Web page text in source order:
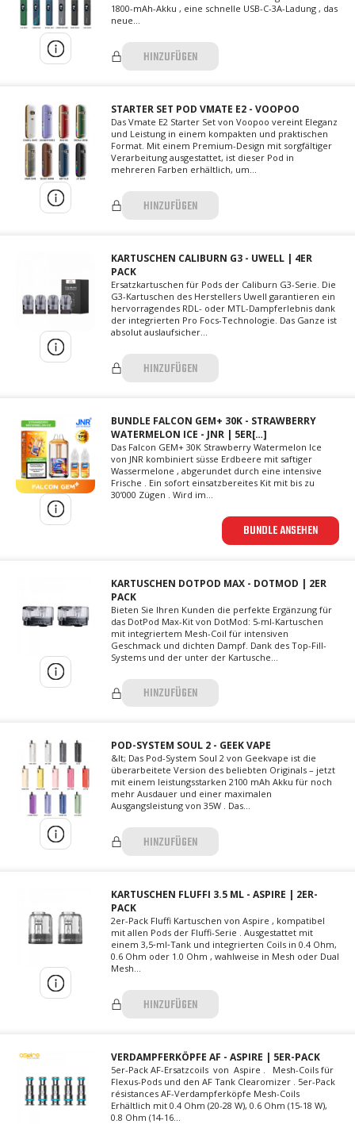
1800-mAh-Akku , eine schnelle USB-C-3A-Ladung , das
neue...
HINZUFÜGEN
STARTER SET POD VMATE E2 - VOOPOO
Das Vmate E2 Starter Set von Voopoo vereint Eleganz
und Leistung in einem kompakten und praktischen
Format. Mit einem Premium-Design mit sorgfältiger
Verarbeitung ausgestattet, ist dieser Pod in
mehreren Farben erhältlich, um...
HINZUFÜGEN
KARTUSCHEN CALIBURN G3 - UWELL | 4ER
PACK
Ersatzkartuschen für Pods der Caliburn G3-Serie. Die
G3-Kartuschen des Herstellers Uwell garantieren ein
hervorragendes RDL- oder MTL-Dampferlebnis dank
der integrierten Pro Focs-Technologie. Das Ganze ist
absolut auslaufsicher...
HINZUFÜGEN
BUNDLE FALCON GEM+ 30K - STRAWBERRY
WATERMELON ICE - JNR | 5ER[…]
Das Falcon GEM+ 30K Strawberry Watermelon Ice
von JNR kombiniert süsse Erdbeere mit saftiger
Wassermelone , abgerundet durch eine intensive
Frische . Ein sofort einsatzbereites Kit mit bis zu
30’000 Zügen . Wird im...
BUNDLE ANSEHEN
KARTUSCHEN DOTPOD MAX - DOTMOD | 2ER
PACK
Bieten Sie Ihren Kunden die perfekte Ergänzung für
das DotPod Max-Kit von DotMod: 5-ml-Kartuschen
mit integriertem Mesh-Coil für intensiven
Geschmack und dichten Dampf. Dank des Top-Fill-
Systems und der unter der Kartusche...
HINZUFÜGEN
POD-SYSTEM SOUL 2 - GEEK VAPE
&lt; Das Pod-System Soul 2 von Geekvape ist die
überarbeitete Version des beliebten Originals – jetzt
mit einem leistungsstarken 2100 mAh Akku für noch
mehr Ausdauer und einer maximalen
Ausgangsleistung von 35W . Das...
HINZUFÜGEN
KARTUSCHEN FLUFFI 3.5 ML - ASPIRE | 2ER-
PACK
2er-Pack Fluffi Kartuschen von Aspire , kompatibel
mit allen Pods der Fluffi-Serie . Ausgestattet mit
einem 3,5‑ml‑Tank und integrierten Coils in 0.4 Ohm,
0.6 Ohm oder 1.0 Ohm , wahlweise in Mesh oder Dual
Mesh...
HINZUFÜGEN
VERDAMPFERKÖPFE AF - ASPIRE | 5ER-PACK
5er-Pack AF-Ersatzcoils von Aspire . Mesh-Coils für
Flexus-Pods und den AF Tank Clearomizer . 5er-Pack
résistances AF-Verdampferköpfe Mesh-Coils
Erhältlich mit 0.4 Ohm (20-28 W), 0.6 Ohm (15-18 W),
0.8 Ohm (14-16...